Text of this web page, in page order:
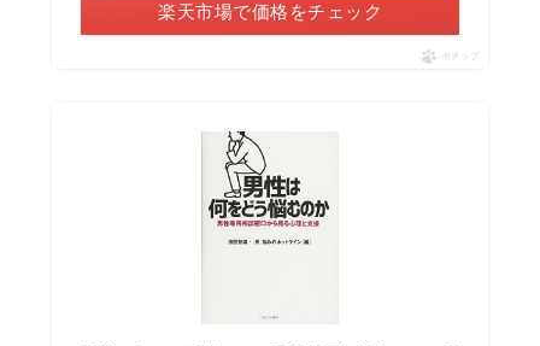
楽天市場で価格をチェック
ポチップ